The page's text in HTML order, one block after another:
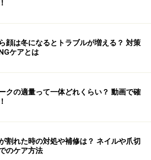
顔は冬になるとトラブルが増える？ 対策
ケアとは
クの適量って一体どれくらい？ 動画で確
割れた時の対処や補修は？ ネイルや爪切
のケア方法